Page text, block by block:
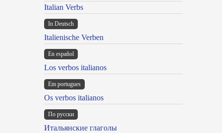
Italian Verbs
In Deutsch
Italienische Verben
En español
Los verbos italianos
Em portugues
Os verbos italianos
По русски
Итальянские глаголы